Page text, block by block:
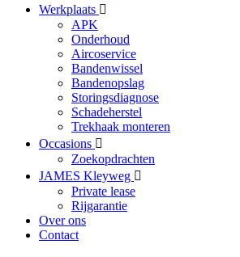
Werkplaats
APK
Onderhoud
Aircoservice
Bandenwissel
Bandenopslag
Storingsdiagnose
Schadeherstel
Trekhaak monteren
Occasions
Zoekopdrachten
JAMES Kleyweg
Private lease
Rijgarantie
Over ons
Contact